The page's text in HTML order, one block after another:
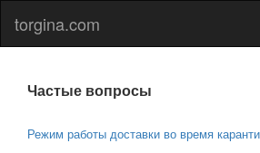
torgina.com
Частые вопросы
Режим работы доставки во время